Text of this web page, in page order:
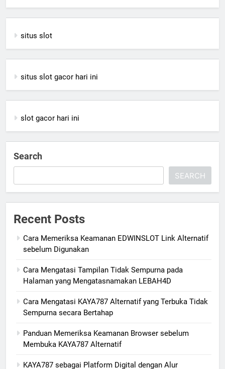
situs slot
situs slot gacor hari ini
slot gacor hari ini
Search
SEARCH
Recent Posts
Cara Memeriksa Keamanan EDWINSLOT Link Alternatif
sebelum Digunakan
Cara Mengatasi Tampilan Tidak Sempurna pada
Halaman yang Mengatasnamakan LEBAH4D
Cara Mengatasi KAYA787 Alternatif yang Terbuka Tidak
Sempurna secara Bertahap
Panduan Memeriksa Keamanan Browser sebelum
Membuka KAYA787 Alternatif
KAYA787 sebagai Platform Digital dengan Alur